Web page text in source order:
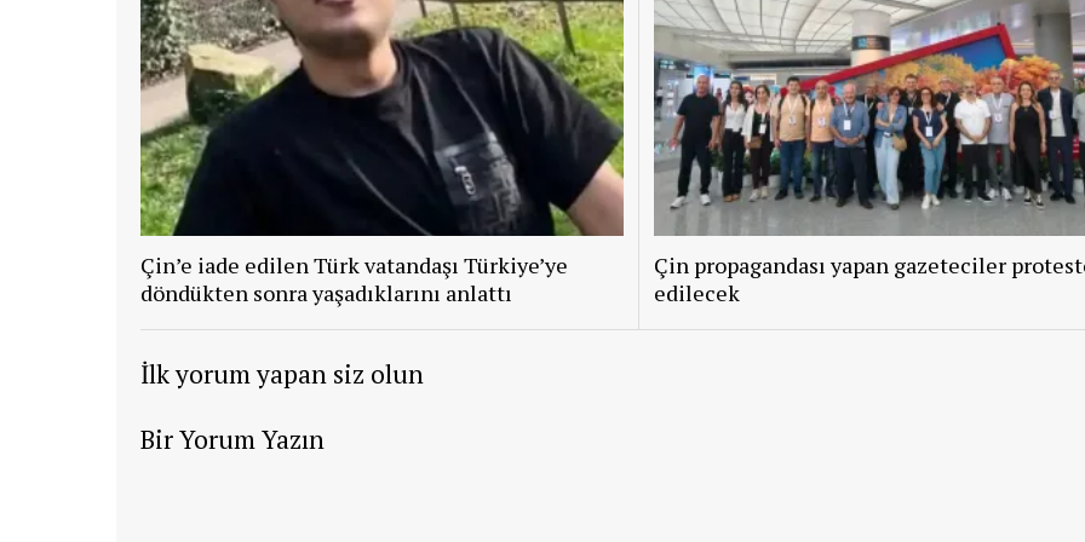
Çin’e iade edilen Türk vatandaşı Türkiye’ye
döndükten sonra yaşadıklarını anlattı
Çin propagandası yapan gazeteciler
edilecek
İlk yorum yapan siz olun
Bir Yorum Yazın